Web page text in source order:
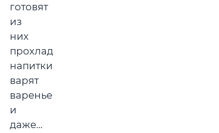
готовят
из
них
прохладительные
напитки,
варят
варенье
и
даже…